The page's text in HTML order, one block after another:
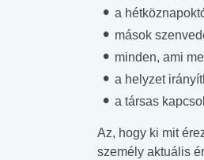
a
mások
minden, ami
a helyzet
a társas
Az, hogy ki mit
személy aktuális